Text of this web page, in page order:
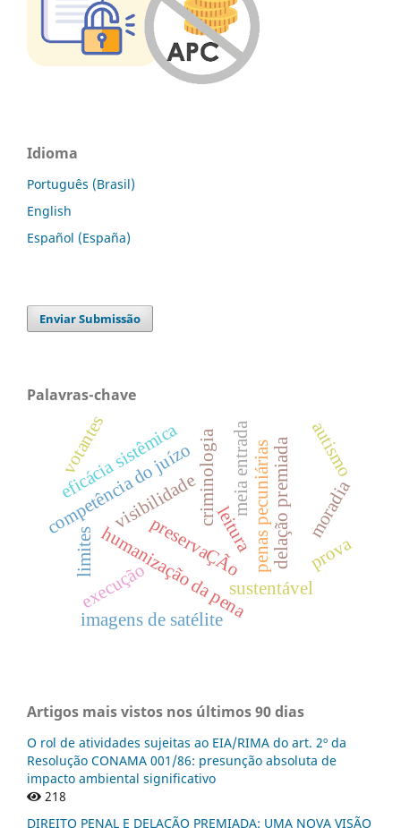
Idioma
Português (Brasil)
English
Español (España)
Enviar Submissão
Palavras-chave
penas pecuniárias
preservaÇÃo
criminologia
sustentável
leitura
humanização da pena
moradia
competência do juízo
execução
delação premiada
eficácia sistêmica
limites
imagens de satélite
prova
meia entrada autismo
visibilidade
votantes
Artigos mais vistos nos últimos 90 dias
O rol de atividades sujeitas ao EIA/RIMA do art. 2º da
Resolução CONAMA 001/86: presunção absoluta de
impacto ambiental significativo
218
DIREITO PENAL E DELAÇÃO PREMIADA: UMA NOVA VISÃO